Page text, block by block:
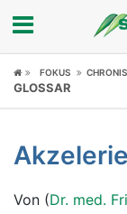
Fokus
Symptome
FOKUS
GLOSSAR
Von (Dr. med.